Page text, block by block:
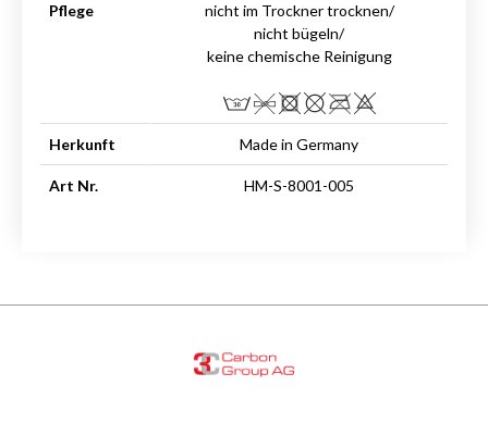
Pflege
nicht im Trockner trocknen/
nicht bügeln/
keine chemische Reinigung
Herkunft Made in Germany
Art Nr. HM-S-8001-005